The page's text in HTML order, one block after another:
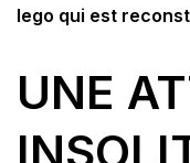
lego qui est
UNE